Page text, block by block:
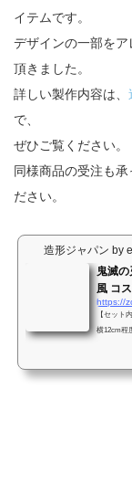
イテムです。
デザインの一部を
頂きました。
詳しい製作内容は、
で、
ぜひご覧ください。
同様商品の受注も
ださい。
造形ジャパン by
鬼滅
風 コ
https://
【セット
横12cm程